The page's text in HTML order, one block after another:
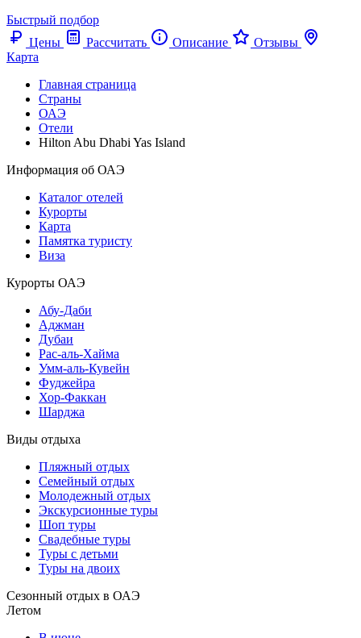
Быстрый подбор
Цены
Рассчитать Описание
Отзывы
Карта
Главная страница
Cтраны
ОАЭ
Отели
Hilton Abu Dhabi Yas Island
Информация об ОАЭ
Каталог отелей
Курорты
Карта
Памятка туристу
Виза
Курорты ОАЭ
Абу-Даби
Аджман
Дубаи
Рас-аль-Хайма
Умм-аль-Кувейн
Фуджейра
Хор-Факкан
Шарджа
Виды отдыха
Пляжный отдых
Семейный отдых
Молодежный отдых
Экскурсионные туры
Шоп туры
Свадебные туры
Туры с детьми
Туры на двоих
Сезонный отдых в ОАЭ
Летом